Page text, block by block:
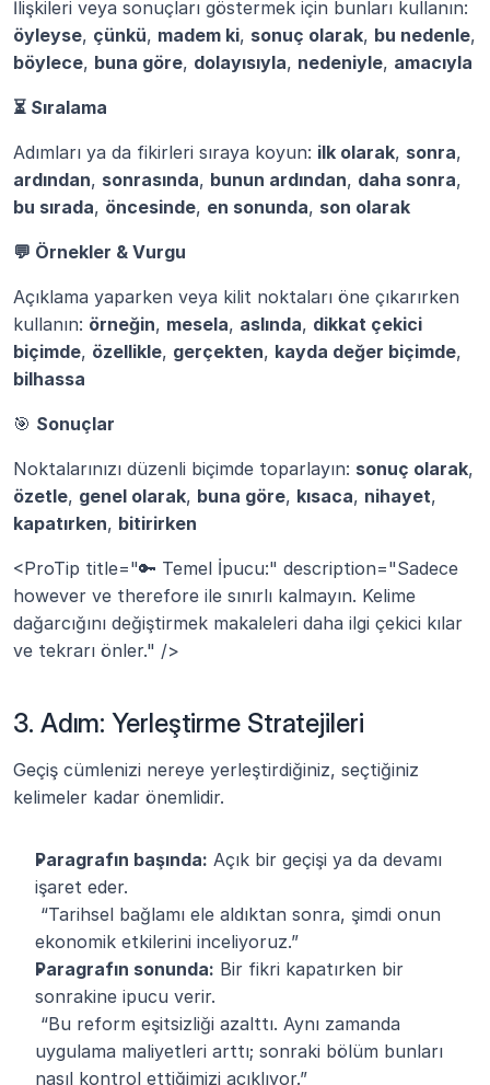
öyleyse, çünkü, madem ki, sonuç olarak, bu nedenle
böylece, buna göre, dolayısıyla, nedeniyle, amacıyla
⏳ Sıralama
Adımları ya da fikirleri sıraya koyun: ilk olarak, sonra
ardından, sonrasında, bunun ardından, daha sonra
bu sırada, öncesinde, en sonunda, son olarak
💬 Örnekler & Vurgu
Açıklama yaparken veya kilit noktaları öne çıkarırken
kullanın: örneğin, mesela, aslında, dikkat çekici
biçimde, özellikle, gerçekten, kayda değer biçimde
bilhassa
🎯 Sonuçlar
Noktalarınızı düzenli biçimde toparlayın: sonuç olarak
özetle, genel olarak, buna göre, kısaca, nihayet
kapatırken, bitirirken
<ProTip title="🔑 Temel İpucu:" description="Sadece
however ve therefore ile sınırlı kalmayın. Kelime
dağarcığını değiştirmek makaleleri daha ilgi çekici kılar
ve tekrarı önler." />
3. Adım: Yerleştirme Stratejileri
Geçiş cümlenizi nereye yerleştirdiğiniz, seçtiğiniz
kelimeler kadar önemlidir.
Paragrafın başında: Açık bir geçişi ya da devamı
işaret eder.
ekonomik etkilerini inceliyoruz.”
Paragrafın sonunda: Bir fikri kapatırken bir
sonrakine ipucu verir.
uygulama maliyetleri arttı; sonraki bölüm bunları
nasıl kontrol ettiğimizi açıklıyor.”